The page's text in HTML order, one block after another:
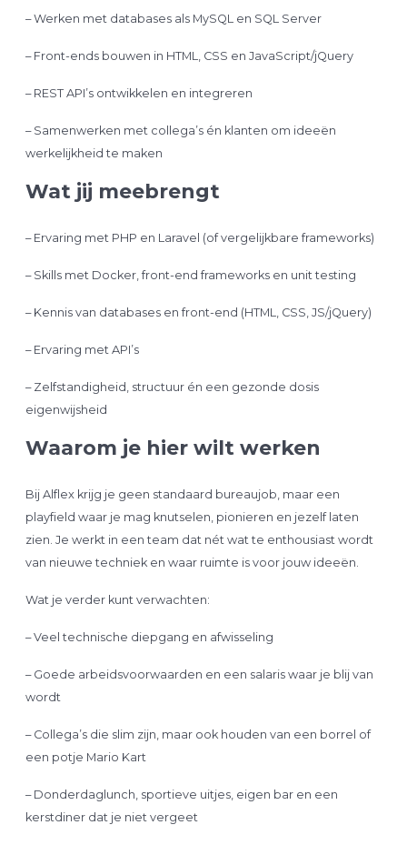
– Werken met databases als MySQL en SQL Server
– Front-ends bouwen in HTML, CSS en JavaScript/jQuery
– REST API’s ontwikkelen en integreren
– Samenwerken met collega’s én klanten om ideeën
werkelijkheid te maken
Wat jij meebrengt
– Ervaring met PHP en Laravel (of vergelijkbare frameworks)
– Skills met Docker, front-end frameworks en unit testing
– Kennis van databases en front-end (HTML, CSS, JS/jQuery)
– Ervaring met API’s
– Zelfstandigheid, structuur én een gezonde dosis
eigenwijsheid
Waarom je hier wilt werken
Bij Alflex krijg je geen standaard bureaujob, maar een
playfield waar je mag knutselen, pionieren en jezelf laten
zien. Je werkt in een team dat nét wat te enthousiast wordt
van nieuwe techniek en waar ruimte is voor jouw ideeën.
Wat je verder kunt verwachten:
– Veel technische diepgang en afwisseling
– Goede arbeidsvoorwaarden en een salaris waar je blij van
wordt
– Collega’s die slim zijn, maar ook houden van een borrel of
een potje Mario Kart
– Donderdaglunch, sportieve uitjes, eigen bar en een
kerstdiner dat je niet vergeet